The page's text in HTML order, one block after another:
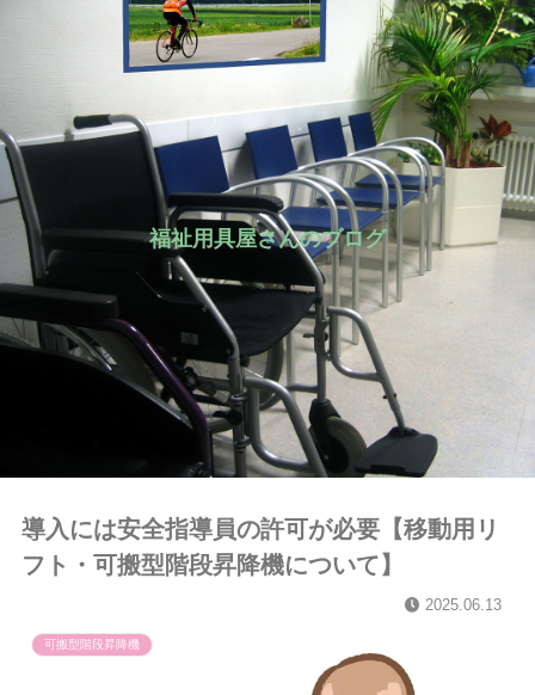
福祉用具屋さんのブログ
導入には安全指導員の許可が必要【移動用リ
フト・可搬型階段昇降機について】
2025.06.13
可搬型階段昇降機